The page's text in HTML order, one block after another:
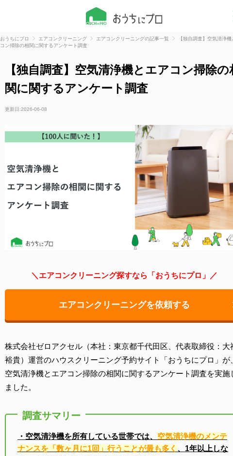
おうちにプロ エアコンクリーニング エアコンクリーニングの記事一覧
【独自調査】空気清浄機
コン掃除の相関に関するアンケート調査
【独自調査】空気清浄機とエアコン掃除の
関に関するアンケート調査
更新日:2026-06-08
＼エアコンクリーニング探すなら「おうちにプロ」／
エアコンクリーニングを依頼する
株式会社ゼロアクセル（本社：東京都千代田区、代表取締役：大
裕貴）運営のハウスクリーニング予約サイト「おうちにプロ」が
空気清浄機とエアコン掃除の相関に関するアンケート調査を実施
ました。
調査サマリー
・空気清浄機を所有している世帯では、 空気清浄機のメンテ
ナンスを「数ヶ月に1回」行うことが最も多く 、1年以上しな